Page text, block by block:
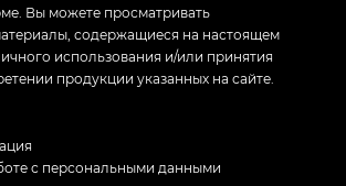
Вы можете просматривать
содержащиеся на настоящем
использования и/или принятия
продукции указанных на сайте.
с персональными данными